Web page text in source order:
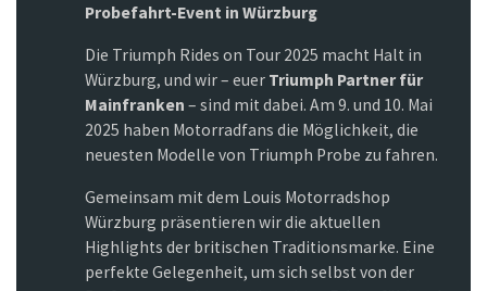
Probefahrt-Event in Würzburg
Die Triumph Rides on Tour 2025 macht Halt in
Würzburg, und wir – euer Triumph Partner für
Mainfranken – sind mit dabei. Am 9. und 10. Mai
2025 haben Motorradfans die Möglichkeit, die
neuesten Modelle von Triumph Probe zu fahren.
Gemeinsam mit dem Louis Motorradshop
Würzburg präsentieren wir die aktuellen
Highlights der britischen Traditionsmarke. Eine
perfekte Gelegenheit, um sich selbst von der